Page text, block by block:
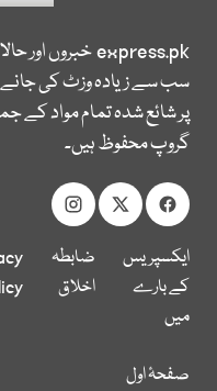
express.pkخبروں اور
سب سے زیادہ وزٹ کی
پر شائع شدہ تمام مواد کے
گروپ محفوظ ہیں۔
ایکسپریس
کے بارے
میں
ضابطہ
اخلاق
صفحۂ اول